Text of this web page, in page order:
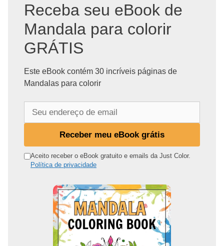
Receba seu eBook de
Mandala para colorir
GRÁTIS
Este eBook contém 30 incríveis páginas de
Mandalas para colorir
n
Receber meu eBook grátis
Aceito receber o eBook gratuito e emails da Just Color.
Política de privacidade